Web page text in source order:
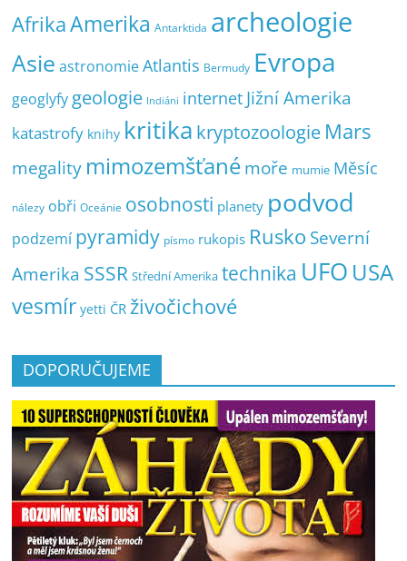
AfrikaAmerika Antarktida archeologie
Asie astronomie Atlantis Bermudy Evropa
geoglyfy geologie Indiáni internet Jižní Amerika
katastrofy knihy kritika kryptozoologie Mars
megality mimozemšťanémoře mumie Měsíc
nálezy obři Oceánie osobnosti planety podvod
podzemí pyramidy písmo rukopis Rusko Severní
Amerika SSSR Střední Amerika technika UFO USA
vesmír yetti ČR živočichové
DOPORUČUJEME